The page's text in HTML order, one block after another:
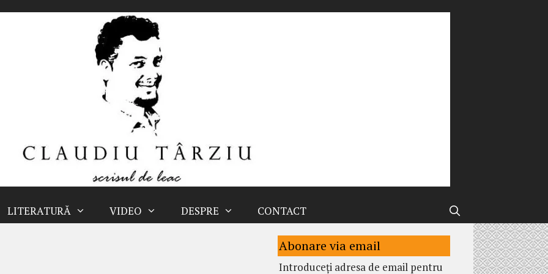
LITERATURĂ VIDEO DESPRE CONTACT
Abonare via email
Introduceți adresa de email pentru